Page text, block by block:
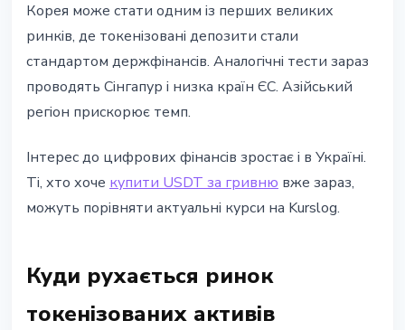
Корея може стати одним із перших великих
ринків, де токенізовані депозити стали
стандартом держфінансів. Аналогічні тести зараз
проводять Сінгапур і низка країн ЄС. Азійський
регіон прискорює темп.
Інтерес до цифрових фінансів зростає і в Україні.
Ті, хто хоче купити USDT за гривню вже зараз,
можуть порівняти актуальні курси на Kurslog.
Куди рухається ринок
токенізованих активів